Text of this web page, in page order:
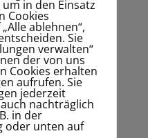
Website
Name, E-Mail-
Adresse und
Website in
diesem Browser
für meinen
Bitte gib eine
Antwort in
Ziffern ein:
in den Einsatz
Cookies
ablehnen“,
Sie
verwalten“
der von uns
Cookies erhalten
aufrufen. Sie
jederzeit
nachträglich
in der
oder unten auf